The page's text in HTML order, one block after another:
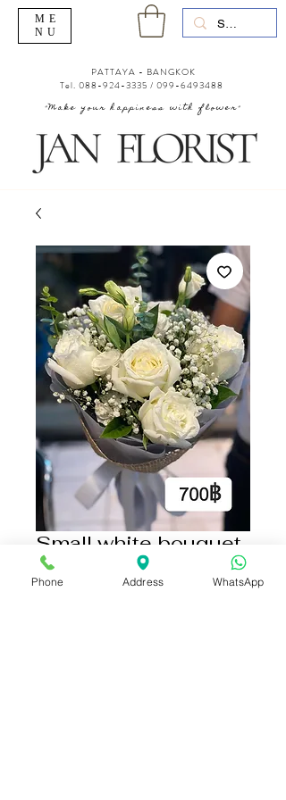
"Make your happiness with flower"
PATTAYA - BANGKOK
Tel. 088-924-3335 / 099-6493488
ME
NU
Small white bouquet
฿700.00
Phone Address WhatsApp